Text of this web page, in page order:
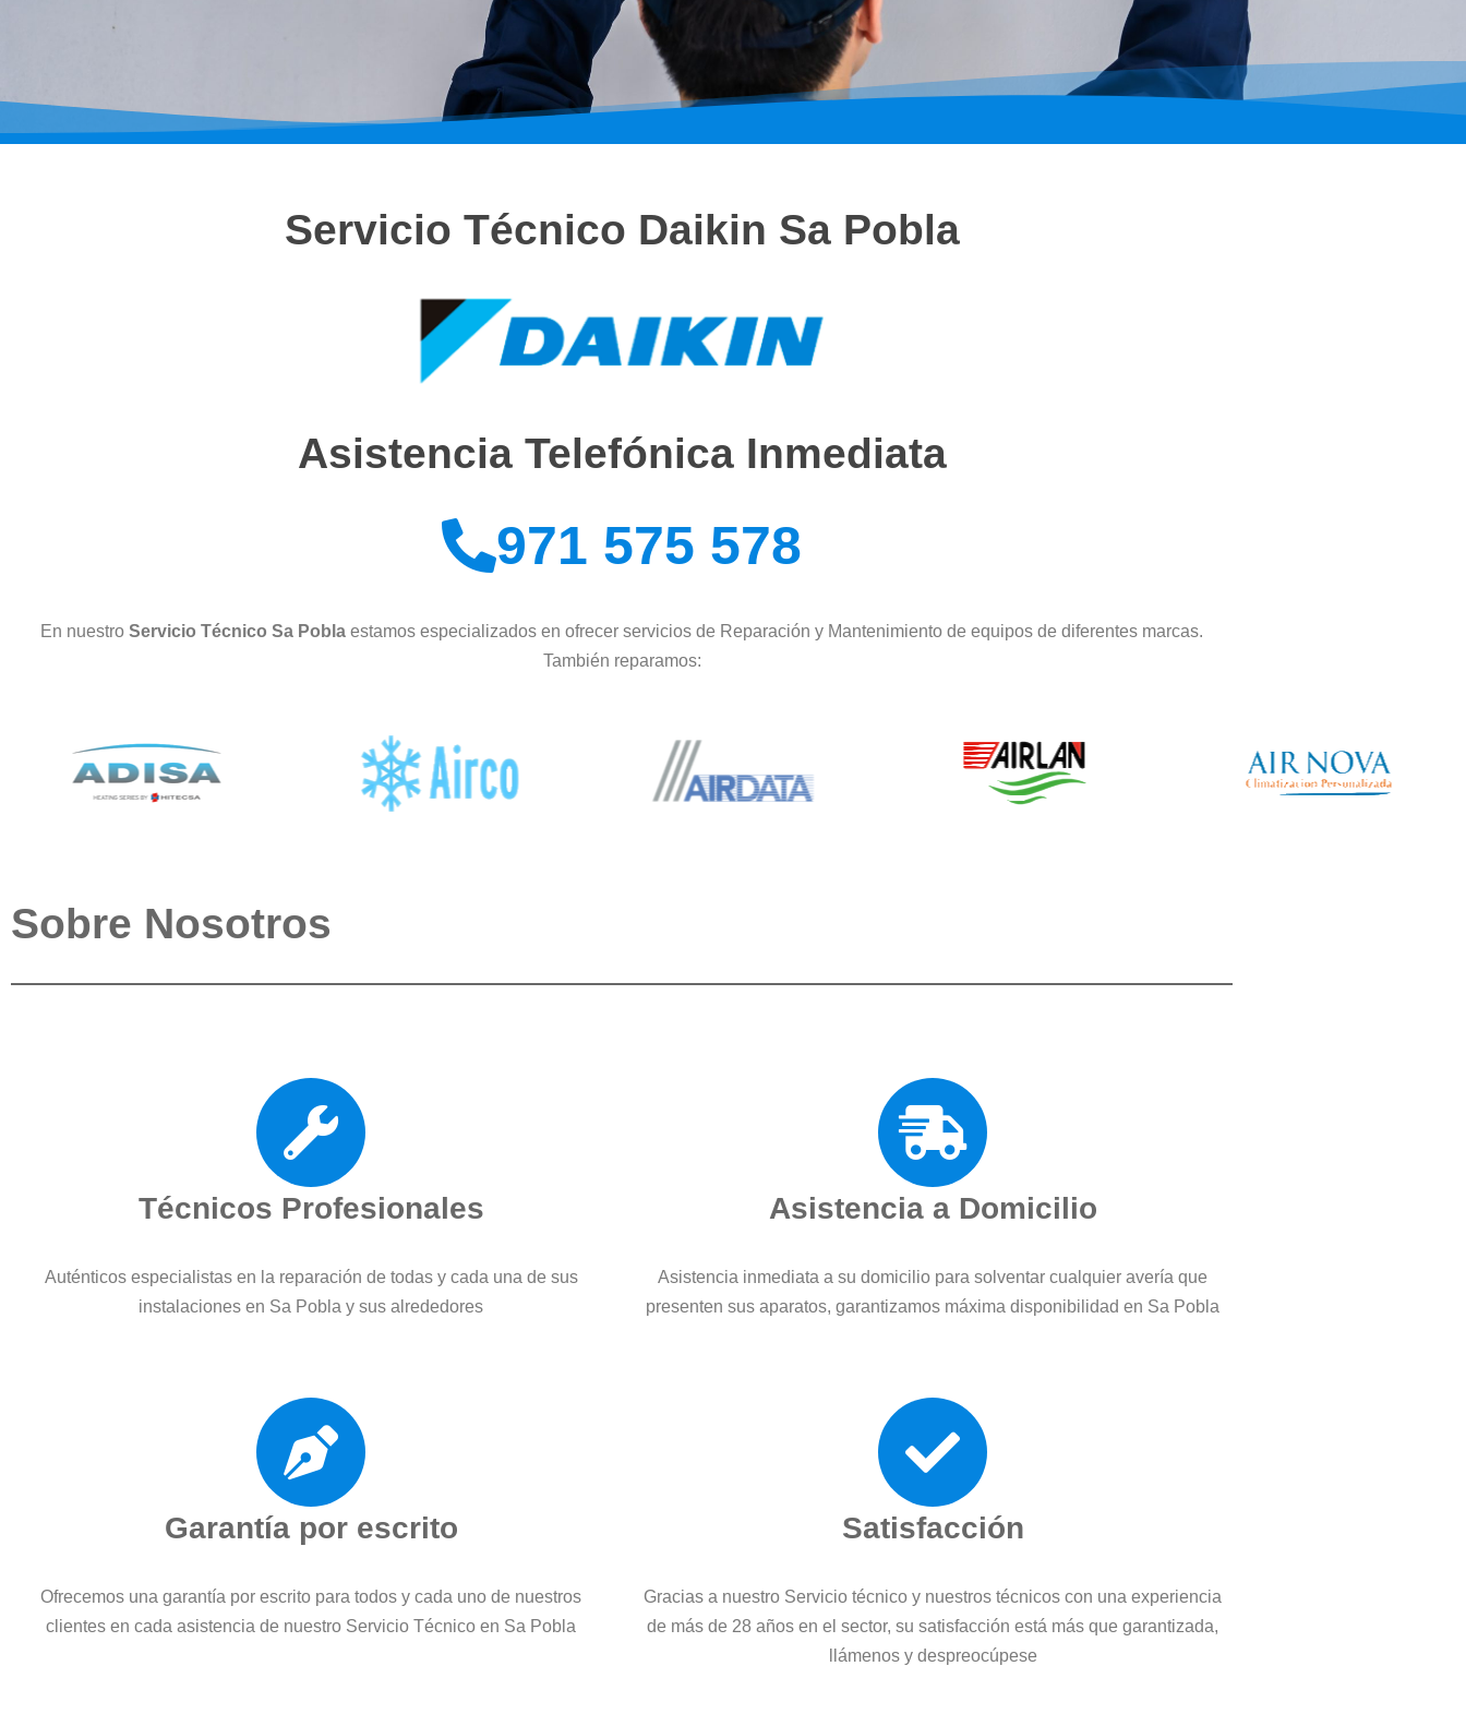
Servicio Técnico Daikin Sa Pobla
Asistencia Telefónica Inmediata
971 575 578
En nuestro Servicio Técnico Sa Pobla estamos especializados en ofrecer servicios de Reparación y Mantenimiento de equipos de diferentes marcas.
También reparamos:
Sobre Nosotros
Técnicos Profesionales
Auténticos especialistas en la reparación de todas y cada una de sus
instalaciones en Sa Pobla y sus alrededores
Asistencia a Domicilio
Asistencia inmediata a su domicilio para solventar cualquier avería que
presenten sus aparatos, garantizamos máxima disponibilidad en Sa Pobla
Garantía por escrito
Ofrecemos una garantía por escrito para todos y cada uno de nuestros
clientes en cada asistencia de nuestro Servicio Técnico en Sa Pobla
Satisfacción
Gracias a nuestro Servicio técnico y nuestros técnicos con una experiencia
de más de 28 años en el sector, su satisfacción está más que garantizada,
llámenos y despreocúpese